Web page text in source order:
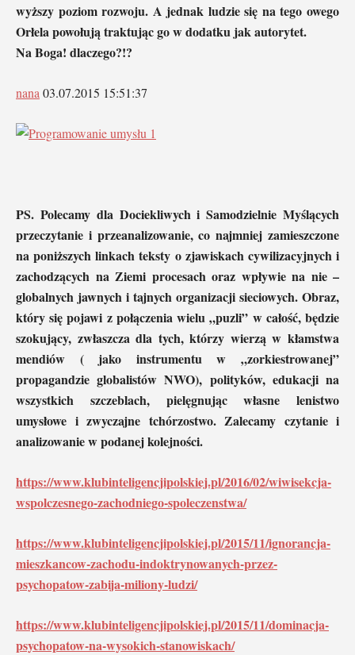
wyższy poziom rozwoju. A jednak ludzie się na tego owego
Orłela powołują traktując go w dodatku jak autorytet.
Na Boga! dlaczego?!?
nana 03.07.2015 15:51:37
PS. Polecamy dla Dociekliwych i Samodzielnie Myślących
przeczytanie i przeanalizowanie, co najmniej zamieszczone
na poniższych linkach teksty o zjawiskach cywilizacyjnych i
zachodzących na Ziemi procesach oraz wpływie na nie –
globalnych jawnych i tajnych organizacji sieciowych. Obraz,
który się pojawi z połączenia wielu „puzli” w całość, będzie
szokujący, zwłaszcza dla tych, którzy wierzą w kłamstwa
mendiów ( jako instrumentu w „zorkiestrowanej”
propagandzie globalistów NWO), polityków, edukacji na
wszystkich szczeblach, pielęgnując własne lenistwo
umysłowe i zwyczajne tchórzostwo. Zalecamy czytanie i
analizowanie w podanej kolejności.
https://www.klubinteligencjipolskiej.pl/2016/02/wiwisekcja-
wspolczesnego-zachodniego-spoleczenstwa/
https://www.klubinteligencjipolskiej.pl/2015/11/ignorancja-
mieszkancow-zachodu-indoktrynowanych-przez-
psychopatow-zabija-miliony-ludzi/
https://www.klubinteligencjipolskiej.pl/2015/11/dominacja-
psychopatow-na-wysokich-stanowiskach/